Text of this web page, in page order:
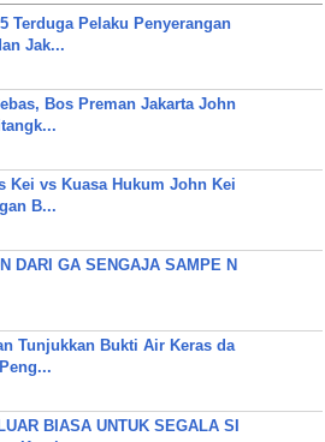
Terduga Pelaku Penyerangan
Jak...
Bos Preman Jakarta John
Kei vs Kuasa Hukum John Kei
B...
DARI GA SENGAJA SAMPE N
Tunjukkan Bukti Air Keras da
BIASA UNTUK SEGALA SI